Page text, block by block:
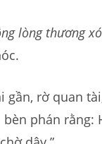
lòng thương
gần, rờ quan
phán rằng: